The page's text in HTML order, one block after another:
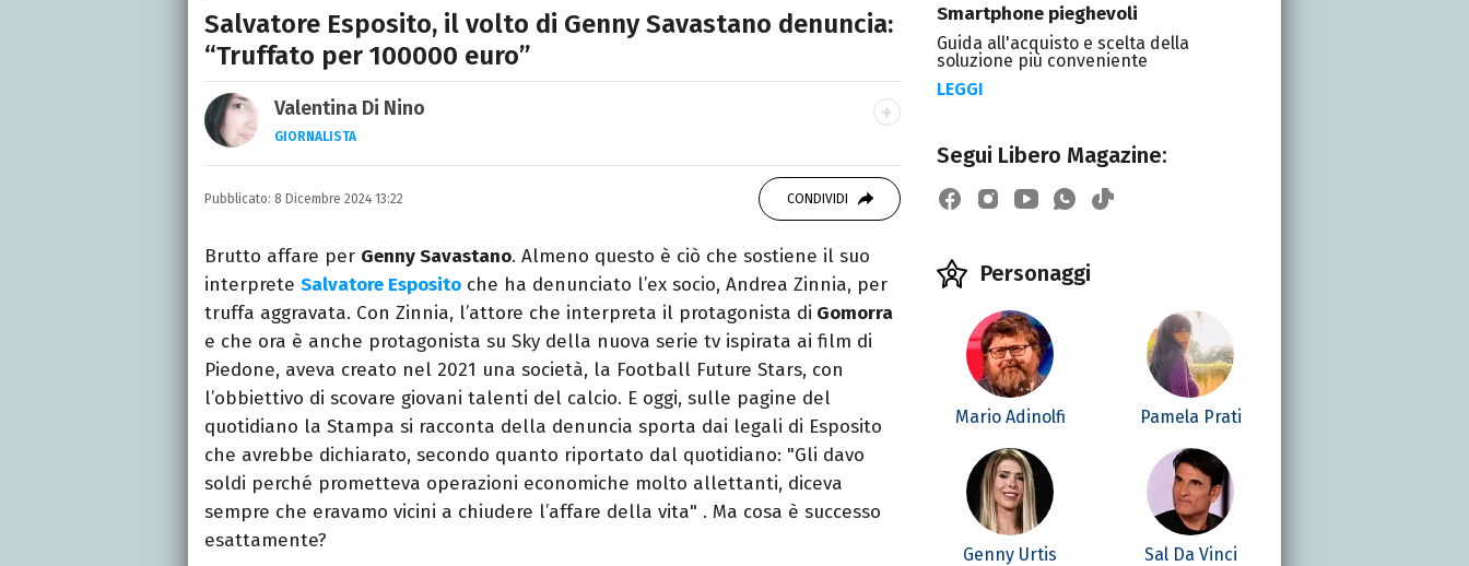
Salvatore Esposito, il volto di Genny Savastano denuncia:
“Truffato per 100000 euro”
Valentina Di Nino
GIORNALISTA
LINKEDIN
INSTAGRAM FACEBOOK SITO
Romana, laurea in Scienze Politiche, giornalista per caso. Ho scritto
per quotidiani, settimanali, siti e agenzie, prevalentemente di cronaca
e spettacoli.
Pubblicato: 8 Dicembre 2024 13:22 CONDIVIDI
Brutto affare per Genny Savastano. Almeno questo è ciò che sostiene il suo
interprete Salvatore Esposito che ha denunciato l’ex socio, Andrea Zinnia, per
truffa aggravata. Con Zinnia, l’attore che interpreta il protagonista di Gomorra
e che ora è anche protagonista su Sky della nuova serie tv ispirata ai film di
Piedone, aveva creato nel 2021 una società, la Football Future Stars, con
l’obbiettivo di scovare giovani talenti del calcio. E oggi, sulle pagine del
quotidiano la Stampa si racconta della denuncia sporta dai legali di Esposito
che avrebbe dichiarato, secondo quanto riportato dal quotidiano: "Gli davo
soldi perché prometteva operazioni economiche molto allettanti, diceva
sempre che eravamo vicini a chiudere l’affare della vita" . Ma cosa è successo
esattamente?
Smartphone pieghevoli
Guida all'acquisto e scelta della
soluzione più conveniente
LEGGI
Segui Libero Magazine:
Personaggi
Mario Adinolfi Pamela Prati
Genny Urtis Sal Da Vinci